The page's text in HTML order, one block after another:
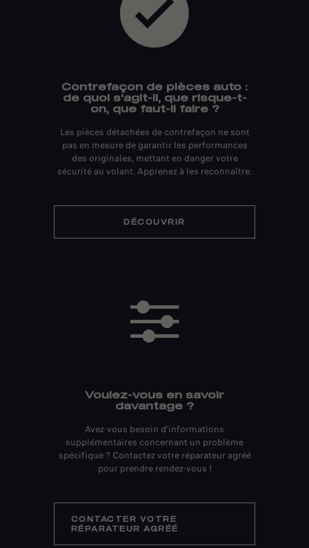
Contrefaçon de pièces auto :
de quoi s'agit-il, que risque-t-
on, que faut-il faire ?
Les pièces détachées de contrefaçon ne sont
pas en mesure de garantir les performances
des originales, mettant en danger votre
sécurité au volant. Apprenez à les reconnaître.
DÉCOUVRIR
Voulez-vous en savoir
davantage ?
Avez-vous besoin d’informations
supplémentaires concernant un problème
spécifique ? Contactez votre réparateur agréé
pour prendre rendez-vous !
CONTACTER VOTRE
RÉPARATEUR AGRÉÉ